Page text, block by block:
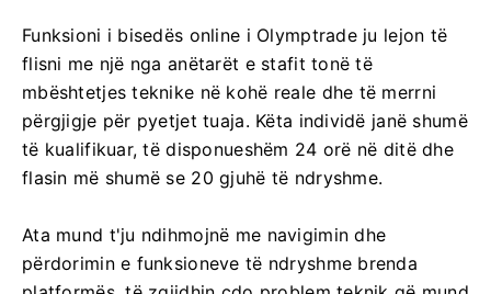
Funksioni i bisedës online i Olymptrade ju lejon të
flisni me një nga anëtarët e stafit tonë të
mbështetjes teknike në kohë reale dhe të merrni
përgjigje për pyetjet tuaja. Këta individë janë shumë
të kualifikuar, të disponueshëm 24 orë në ditë dhe
flasin më shumë se 20 gjuhë të ndryshme.
Ata mund t'ju ndihmojnë me navigimin dhe
përdorimin e funksioneve të ndryshme brenda